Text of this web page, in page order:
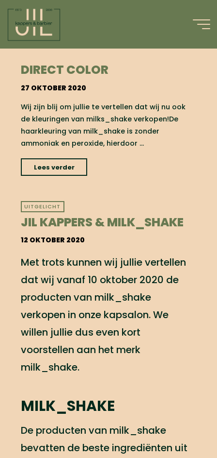
inhoud
DIRECT COLOR
27 OKTOBER 2020
Wij zijn blij om jullie te vertellen dat wij nu ook
de kleuringen van milks_shake verkopen!De
haarkleuring van milk_shake is zonder
ammoniak en peroxide, hierdoor …
Lees verder
color"
UITGELICHT
JIL KAPPERS & MILK_SHAKE
12 OKTOBER 2020
Met trots kunnen wij jullie vertellen
dat wij vanaf 10 oktober 2020 de
producten van milk_shake
verkopen in onze kapsalon. We
willen jullie dus even kort
voorstellen aan het merk
milk_shake.
MILK_SHAKE
De producten van milk_shake
bevatten de beste ingrediënten uit